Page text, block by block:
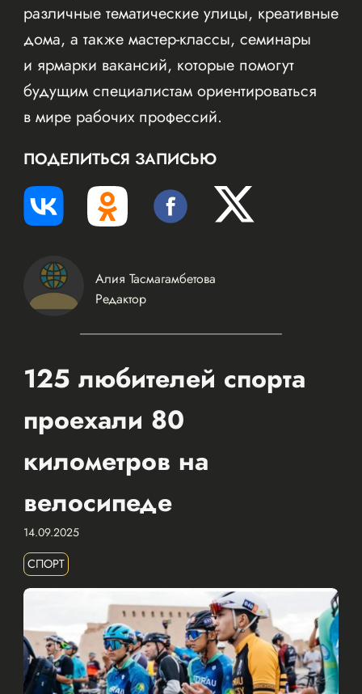
различные тематические улицы, креативные
дома, а также мастер-классы, семинары
и ярмарки вакансий, которые помогут
будущим специалистам ориентироваться
в мире рабочих профессий.
ПОДЕЛИТЬСЯ ЗАПИСЬЮ
Алия Тасмагамбетова
Редактор
125 любителей спорта
проехали 80
километров на
велосипеде
14.09.2025
СПОРТ